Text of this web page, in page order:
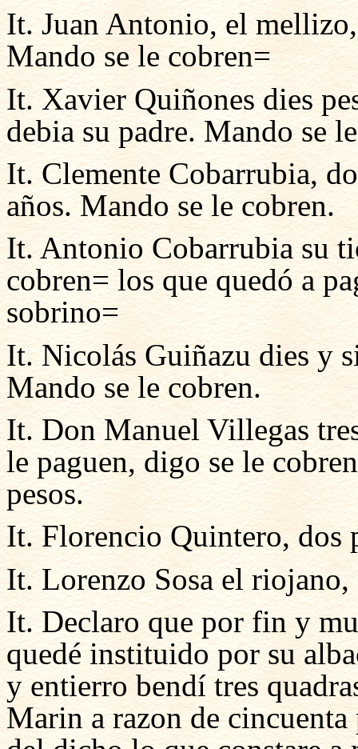
It. Juan Antonio, el
Mando se le cobren=
It. Xavier Quiñones dies
debia su padre. Mando se
It. Clemente Cobarrubia,
años. Mando se le cobren.
It. Antonio Cobarrubia su
cobren= los que quedó a
sobrino=
It. Nicolás Guiñazu dies y
Mando se le cobren.
It. Don Manuel Villegas
le paguen, digo se le
pesos.
It. Florencio Quintero, dos
It. Lorenzo Sosa el riojano,
It. Declaro que por fin y
quedé instituido por su
y entierro bendí tres
Marin a razon de